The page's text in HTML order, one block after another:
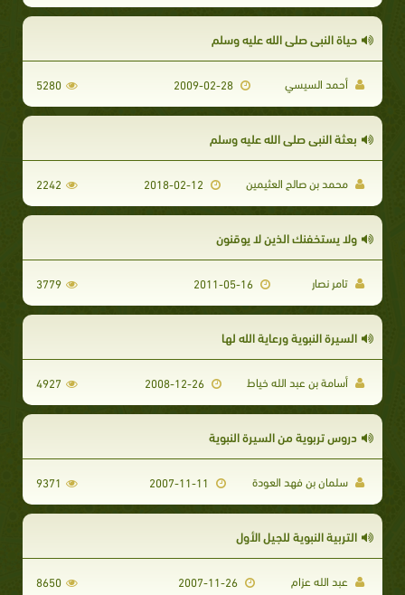
حياة النبي صلى الله عليه وسلم
أحمد السيسي 2009-02-28
5280
بعثة النبي صلى الله عليه وسلم
محمد بن صالح العثيمين 2242
ولا يستخفنك الذين لا يوقنون
تامر نصار 3779
السيرة النبوية ورعاية الله لها
أسامة بن عبد الله خياط 4927
دروس تربوية من السيرة النبوية
سلمان بن فهد العودة 9371
التربية النبوية للجيل الأول
عبد الله عزام 2007-11-26
8650